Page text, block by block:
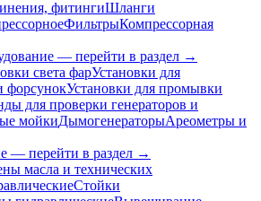
фитингиШланги
ФильтрыКомпрессорная
— перейти в раздел →
света фарУстановки для
форсунокУстановки для промывки
для проверки генераторов и
мойкиДымогенераторыАреометры и
— перейти в раздел →
масла и технических
Стойки